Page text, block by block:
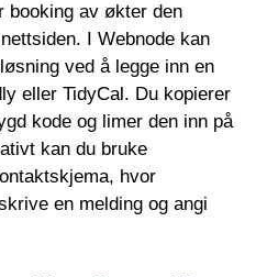
booking av økter den
I Webnode kan
ved å legge inn en
eller TidyCal. Du kopierer
kode og limer den inn på
kan du bruke
hvor
en melding og angi